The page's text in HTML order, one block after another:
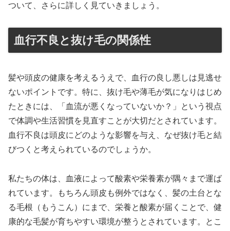
ついて、さらに詳しく見ていきましょう。
血行不良と抜け毛の関係性
髪や頭皮の健康を考えるうえで、血行の良し悪しは見逃せ
ないポイントです。特に、抜け毛や薄毛が気になりはじめ
たときには、「血流が悪くなっていないか？」という視点
で体調や生活習慣を見直すことが大切だとされています。
血行不良は頭皮にどのような影響を与え、なぜ抜け毛と結
びつくと考えられているのでしょうか。
私たちの体は、血液によって酸素や栄養素が隅々まで運ば
れています。もちろん頭皮も例外ではなく、髪の土台とな
る毛根（もうこん）にまで、栄養と酸素が届くことで、健
康的な毛髪が育ちやすい環境が整うとされています。とこ